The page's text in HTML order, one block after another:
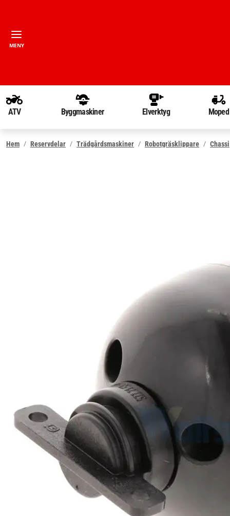
MENY
ATV Byggmaskiner Elverktyg Moped
Hem Reservdelar Trädgårdsmaskiner Robotgräsklippare Chassi